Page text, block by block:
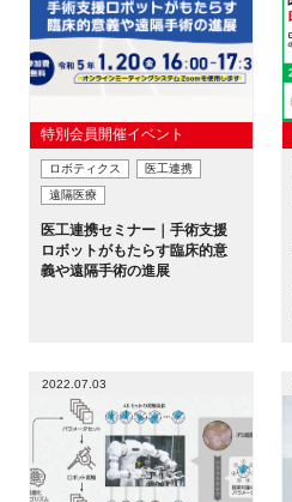
特別会員開催イベント
ロボティクス
医工連携
遠隔医療
医工連携セミナー｜手術支援
ロボットがもたらす臨床的意
義や遠隔手術の進展
2022.07.03